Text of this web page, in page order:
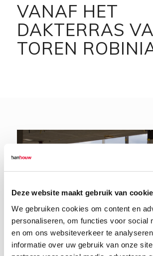
Deze website maakt gebruik van
We gebruiken cookies om content en
personaliseren, om functies voor social
en om ons websiteverkeer te
informatie over uw gebruik van onze
VANAF HET
DAKTERRAS
TOREN